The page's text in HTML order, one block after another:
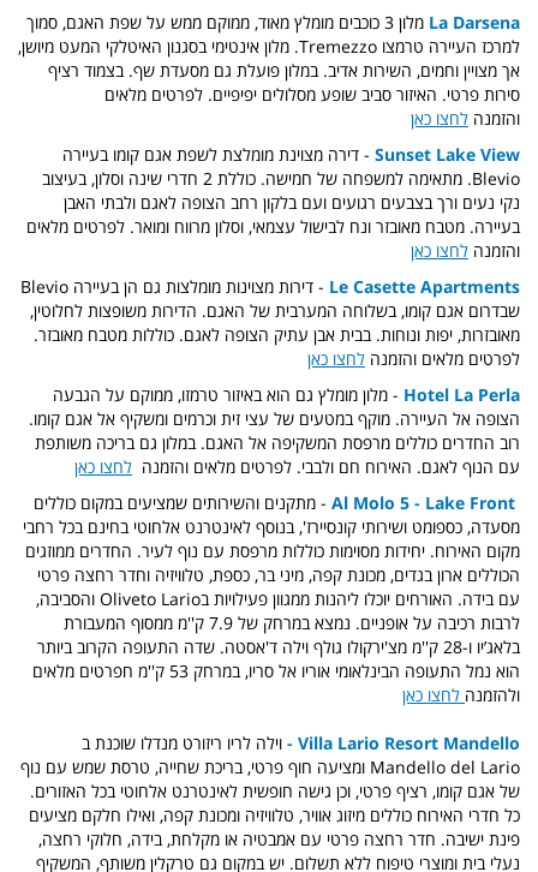
La Darsena
מלון 3 כוכבים מומלץ מאוד, ממוקם ממש על שפת האגם, סמוך
למרכז העיירה טרמצו Tremezzo. מלון אינטימי בסגנון האיטלקי המעט מיושן,
אך מצויין וחמים, השירות אדיב. במלון פועלת גם מסעדת שף. בצמוד רציף
סירות פרטי. האיזור סביב שופע מסלולים יפיפיים. לפרטים מלאים
והזמנה לחצו כאן
Sunset Lake View - דירה מצוינת מומלצת לשפת אגם קומו בעיירה
Blevio. מתאימה למשפחה של חמישה. כוללת 2 חדרי שינה וסלון, בעיצוב
נקי נעים ורך בצבעים רגועים ועם בלקון רחב הצופה לאגם ולבתי האבן
בעיירה. מטבח מאובזר ונח לבישול עצמאי, וסלון מרווח ומואר. לפרטים מלאים
והזמנה לחצו כאן
Le Casette Apartments
- דירות מצוינות מומלצות גם הן בעיירה Blevio
שבדרום אגם קומו, בשלוחה המערבית של האגם. הדירות משופצות לחלוטין,
מאובזרות, יפות ונוחות. בבית אבן עתיק הצופה לאגם. כוללות מטבח מאובזר.
לפרטים מלאים והזמנה לחצו כאן
Hotel La Perla - מלון מומלץ גם הוא באיזור טרמזו, ממוקם על הגבעה
הצופה אל העיירה. מוקף במטעים של עצי זית וכרמים ומשקיף אל אגם קומו.
רוב החדרים כוללים מרפסת המשקיפה אל האגם. במלון גם בריכה משותפת
עם הנוף לאגם. האירוח חם ולבבי. לפרטים מלאים והזמנה לחצו כאן
- מתקנים והשירותים שמציעים במקום כוללים
מסעדה, כספומט ושירותי קונסיירז', בנוסף לאינטרנט אלחוטי בחינם בכל רחבי
מקום האירוח. יחידות מסוימות כוללות מרפסת עם נוף לעיר. החדרים ממוזגים
הכוללים ארון בגדים, מכונת קפה, מיני בר, כספת, טלוויזיה וחדר רחצה פרטי
עם בידה. האורחים יוכלו ליהנות ממגוון פעילויות בOliveto Lario והסביבה,
לרבות רכיבה על אופניים. נמצא במרחק של 7.9 ק''מ ממסוף המעבורת
בלאג’יו ו-28 ק''מ מצ'ירקולו גולף וילה ד'אסטה. שדה התעופה הקרוב ביותר
הוא נמל התעופה הבינלאומי אוריו אל סריו, במרחק 53 ק''מ חפרטים מלאים
ולהזמנה לחצו כאן
Villa Lario Resort Mandello -
וילה לריו ריזורט מנדלו שוכנת ב
Mandello del Lario ומציעה חוף פרטי, בריכת שחייה, טרסת שמש עם נוף
של אגם קומו, רציף פרטי, וכן גישה חופשית לאינטרנט אלחוטי בכל האזורים.
כל חדרי האירוח כוללים מיזוג אוויר, טלוויזיה ומכונת קפה, ואילו חלקם מציעים
פינת ישיבה. חדר רחצה פרטי עם אמבטיה או מקלחת, בידה, חלוקי רחצה,
נעלי בית ומוצרי טיפוח ללא תשלום. יש במקום גם טרקלין משותף, המשקיף